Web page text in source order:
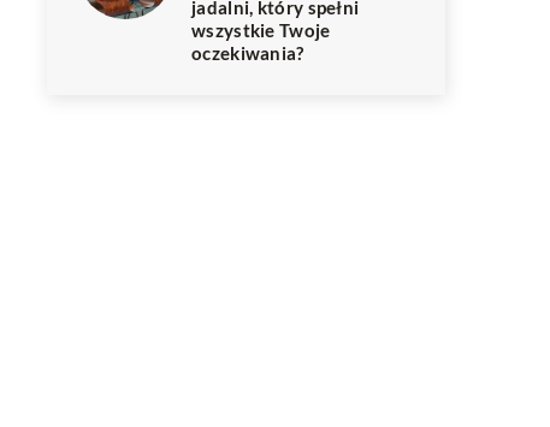
jadalni, który spełni
wszystkie Twoje
oczekiwania?